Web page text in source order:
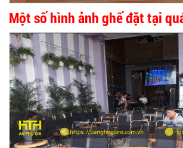
Một số hình ảnh ghế đặt tại